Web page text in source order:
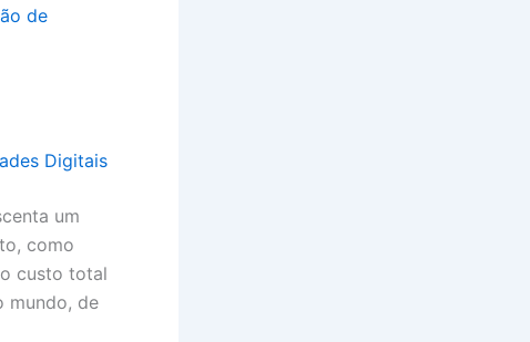
de
Digitais
um
como
custo total
mundo, de